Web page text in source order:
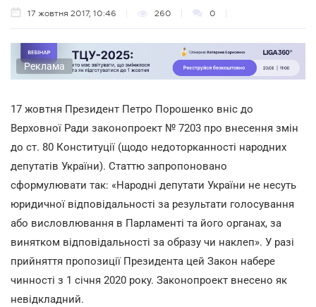
17 жовтня 2017, 10:46 260 0
Реклама
17 жовтня Президент Петро Порошенко вніс до
Верховної Ради законопроект № 7203 про внесення змін
до ст. 80 Конституції (щодо недоторканності народних
депутатів України). Статтю запропоновано
сформулювати так: «Народні депутати України не несуть
юридичної відповідальності за результати голосування
або висловлювання в Парламенті та його органах, за
винятком відповідальності за образу чи наклеп». У разі
прийняття пропозиції Президента цей Закон набере
чинності з 1 січня 2020 року. Законопроект внесено як
невідкладний.